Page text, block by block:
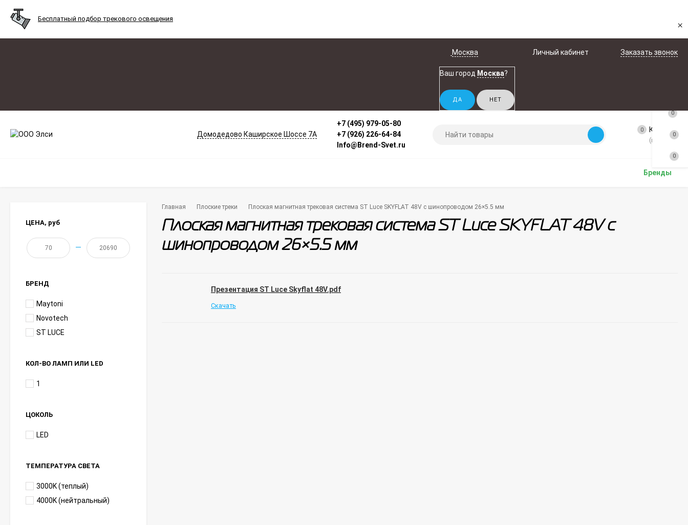
Бесплатный подбор трекового освещения
×
Москва
Ваш город Москва?
Личный кабинет Заказать звонок
Домодедово Каширское Шоссе 7А
+7 (495) 979-05-80
+7 (926) 226-64-84
Info@Brend-Svet.ru
0 Корзина
(пусто)
Бренды
Главная Плоские треки Плоская магнитная трековая система ST Luce SKYFLAT 48V с шинопроводом 26×5.5 мм
Плоская магнитная трековая система ST Luce SKYFLAT 48V с
шинопроводом 26×5.5 мм
Презентация ST Luce Skyflat 48V.pdf
Скачать
ЦЕНА, руб
—
БРЕНД
Maytoni
Novotech
ST LUCE
КОЛ-ВО ЛАМП ИЛИ LED
1
ЦОКОЛЬ
LED
ТЕМПЕРАТУРА СВЕТА
3000K (теплый)
4000K (нейтральный)
0
0
0